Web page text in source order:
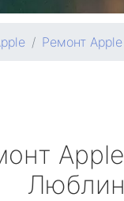
Ремонт
Apple